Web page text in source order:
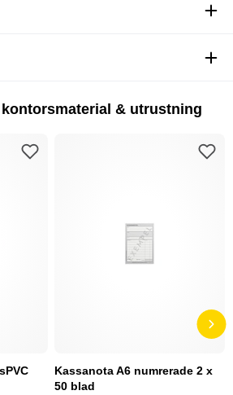
& utrustning
Kassanota A6 numrerade 2 x
50 blad